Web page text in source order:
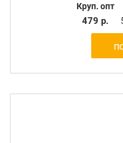
Круп. опт
479 р.